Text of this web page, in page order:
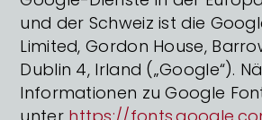
und der Schweiz ist die
Limited, Gordon House,
Dublin 4, Irland („Google“).
Informationen zu Google